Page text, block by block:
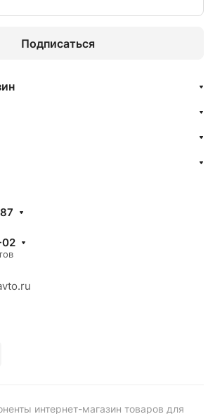
Подписаться
интернет-магазин товаров для